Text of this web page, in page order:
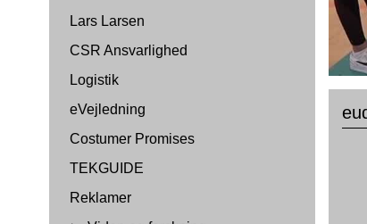
Lars Larsen
CSR Ansvarlighed
Logistik
eVejledning
Costumer Promises
TEKGUIDE
Reklamer